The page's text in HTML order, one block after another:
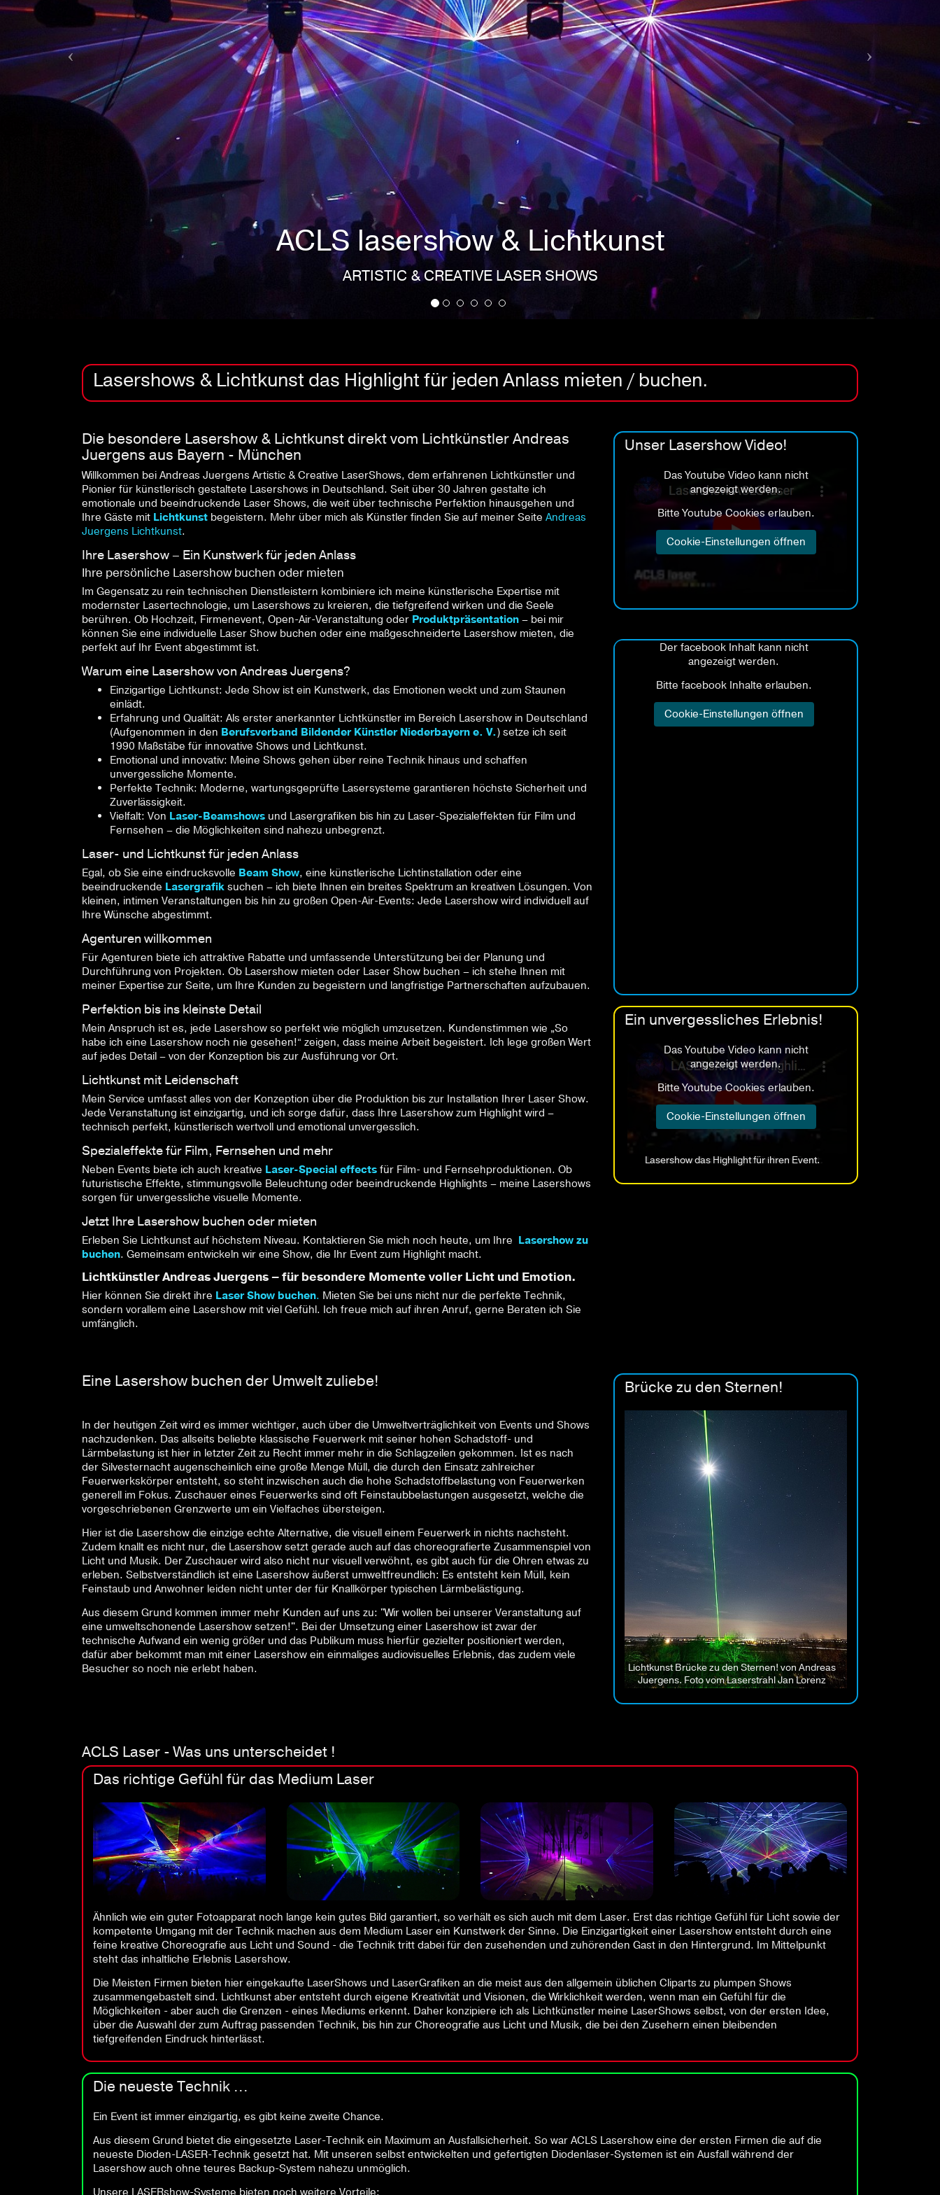
ACLS lasershows für open air Events
ARTISTIC & CREATIVE LASER SHOWS
Zehntausend Zuschauer genossen zum Jahreswechsel eine riesige Lasershow in
der Landshuter Fußgängerzone.
Lasershows & Lichtkunst das Highlight für jeden Anlass mieten / buchen.
Die besondere Lasershow & Lichtkunst direkt vom Lichtkünstler Andreas
Juergens aus Bayern - München
Willkommen bei Andreas Juergens Artistic & Creative LaserShows, dem erfahrenen Lichtkünstler und
Pionier für künstlerisch gestaltete Lasershows in Deutschland. Seit über 30 Jahren gestalte ich
emotionale und beeindruckende Laser Shows, die weit über technische Perfektion hinausgehen und
Ihre Gäste mit Lichtkunst begeistern. Mehr über mich als Künstler finden Sie auf meiner Seite Andreas
Juergens Lichtkunst.
Ihre Lasershow – Ein Kunstwerk für jeden Anlass
Ihre persönliche Lasershow buchen oder mieten
Im Gegensatz zu rein technischen Dienstleistern kombiniere ich meine künstlerische Expertise mit
modernster Lasertechnologie, um Lasershows zu kreieren, die tiefgreifend wirken und die Seele
berühren. Ob Hochzeit, Firmenevent, Open-Air-Veranstaltung oder Produktpräsentation – bei mir
können Sie eine individuelle Laser Show buchen oder eine maßgeschneiderte Lasershow mieten, die
perfekt auf Ihr Event abgestimmt ist.
Warum eine Lasershow von Andreas Juergens?
Einzigartige Lichtkunst: Jede Show ist ein Kunstwerk, das Emotionen weckt und zum Staunen
einlädt.
Erfahrung und Qualität: Als erster anerkannter Lichtkünstler im Bereich Lasershow in Deutschland
(Aufgenommen in den Berufsverband Bildender Künstler Niederbayern e. V.) setze ich seit
1990 Maßstäbe für innovative Shows und Lichtkunst.
Emotional und innovativ: Meine Shows gehen über reine Technik hinaus und schaffen
unvergessliche Momente.
Perfekte Technik: Moderne, wartungsgeprüfte Lasersysteme garantieren höchste Sicherheit und
Zuverlässigkeit.
Vielfalt: Von Laser-Beamshows und Lasergrafiken bis hin zu Laser-Spezialeffekten für Film und
Fernsehen – die Möglichkeiten sind nahezu unbegrenzt.
Laser- und Lichtkunst für jeden Anlass
Egal, ob Sie eine eindrucksvolle Beam Show, eine künstlerische Lichtinstallation oder eine
beeindruckende Lasergrafik suchen – ich biete Ihnen ein breites Spektrum an kreativen Lösungen. Von
kleinen, intimen Veranstaltungen bis hin zu großen Open-Air-Events: Jede Lasershow wird individuell auf
Ihre Wünsche abgestimmt.
Agenturen willkommen
Für Agenturen biete ich attraktive Rabatte und umfassende Unterstützung bei der Planung und
Durchführung von Projekten. Ob Lasershow mieten oder Laser Show buchen – ich stehe Ihnen mit
meiner Expertise zur Seite, um Ihre Kunden zu begeistern und langfristige Partnerschaften aufzubauen.
Perfektion bis ins kleinste Detail
Mein Anspruch ist es, jede Lasershow so perfekt wie möglich umzusetzen. Kundenstimmen wie „So
habe ich eine Lasershow noch nie gesehen!“ zeigen, dass meine Arbeit begeistert. Ich lege großen Wert
auf jedes Detail – von der Konzeption bis zur Ausführung vor Ort.
Lichtkunst mit Leidenschaft
Mein Service umfasst alles von der Konzeption über die Produktion bis zur Installation Ihrer Laser Show.
Jede Veranstaltung ist einzigartig, und ich sorge dafür, dass Ihre Lasershow zum Highlight wird –
technisch perfekt, künstlerisch wertvoll und emotional unvergesslich.
Spezialeffekte für Film, Fernsehen und mehr
Neben Events biete ich auch kreative Laser-Special effects für Film- und Fernsehproduktionen. Ob
futuristische Effekte, stimmungsvolle Beleuchtung oder beeindruckende Highlights – meine Lasershows
sorgen für unvergessliche visuelle Momente.
Jetzt Ihre Lasershow buchen oder mieten
Erleben Sie Lichtkunst auf höchstem Niveau. Kontaktieren Sie mich noch heute, um Ihre Lasershow zu
buchen. Gemeinsam entwickeln wir eine Show, die Ihr Event zum Highlight macht.
Lichtkünstler Andreas Juergens – für besondere Momente voller Licht und Emotion.
Hier können Sie direkt ihre Laser Show buchen. Mieten Sie bei uns nicht nur die perfekte Technik,
sondern vorallem eine Lasershow mit viel Gefühl. Ich freue mich auf ihren Anruf, gerne Beraten ich Sie
umfänglich.
Unser Lasershow Video!
Ein unvergessliches Erlebnis!
Lasershow das Highlight für ihren Event.
Eine Lasershow buchen der Umwelt zuliebe!
In der heutigen Zeit wird es immer wichtiger, auch über die Umweltverträglichkeit von Events und Shows
nachzudenken. Das allseits beliebte klassische Feuerwerk mit seiner hohen Schadstoff- und
Lärmbelastung ist hier in letzter Zeit zu Recht immer mehr in die Schlagzeilen gekommen. Ist es nach
der Silvesternacht augenscheinlich eine große Menge Müll, die durch den Einsatz zahlreicher
Feuerwerkskörper entsteht, so steht inzwischen auch die hohe Schadstoffbelastung von Feuerwerken
generell im Fokus. Zuschauer eines Feuerwerks sind oft Feinstaubbelastungen ausgesetzt, welche die
vorgeschriebenen Grenzwerte um ein Vielfaches übersteigen.
Hier ist die Lasershow die einzige echte Alternative, die visuell einem Feuerwerk in nichts nachsteht.
Zudem knallt es nicht nur, die Lasershow setzt gerade auch auf das choreografierte Zusammenspiel von
Licht und Musik. Der Zuschauer wird also nicht nur visuell verwöhnt, es gibt auch für die Ohren etwas zu
erleben. Selbstverständlich ist eine Lasershow äußerst umweltfreundlich: Es entsteht kein Müll, kein
Feinstaub und Anwohner leiden nicht unter der für Knallkörper typischen Lärmbelästigung.
Aus diesem Grund kommen immer mehr Kunden auf uns zu: "Wir wollen bei unserer Veranstaltung auf
eine umweltschonende Lasershow setzen!". Bei der Umsetzung einer Lasershow ist zwar der
technische Aufwand ein wenig größer und das Publikum muss hierfür gezielter positioniert werden,
dafür aber bekommt man mit einer Lasershow ein einmaliges audiovisuelles Erlebnis, das zudem viele
Besucher so noch nie erlebt haben.
Brücke zu den Sternen!
Lichtkunst Brücke zu den Sternen! von Andreas
Juergens. Foto vom Laserstrahl Jan Lorenz
ACLS Laser - Was uns unterscheidet !
Das richtige Gefühl für das Medium Laser
Ähnlich wie ein guter Fotoapparat noch lange kein gutes Bild garantiert, so verhält es sich auch mit dem Laser. Erst das richtige Gefühl für Licht sowie der
kompetente Umgang mit der Technik machen aus dem Medium Laser ein Kunstwerk der Sinne. Die Einzigartigkeit einer Lasershow entsteht durch eine
feine kreative Choreografie aus Licht und Sound - die Technik tritt dabei für den zusehenden und zuhörenden Gast in den Hintergrund. Im Mittelpunkt
steht das inhaltliche Erlebnis Lasershow.
Die Meisten Firmen bieten hier eingekaufte LaserShows und LaserGrafiken an die meist aus den allgemein üblichen Cliparts zu plumpen Shows
zusammengebastelt sind. Lichtkunst aber entsteht durch eigene Kreativität und Visionen, die Wirklichkeit werden, wenn man ein Gefühl für die
Möglichkeiten - aber auch die Grenzen - eines Mediums erkennt. Daher konzipiere ich als Lichtkünstler meine LaserShows selbst, von der ersten Idee,
über die Auswahl der zum Auftrag passenden Technik, bis hin zur Choreografie aus Licht und Musik, die bei den Zusehern einen bleibenden
tiefgreifenden Eindruck hinterlässt.
Die neueste Technik ...
Ein Event ist immer einzigartig, es gibt keine zweite Chance.
Aus diesem Grund bietet die eingesetzte Laser-Technik ein Maximum an Ausfallsicherheit. So war ACLS Lasershow eine der ersten Firmen die auf die
neueste Dioden-LASER-Technik gesetzt hat. Mit unseren selbst entwickelten und gefertigten Diodenlaser-Systemen ist ein Ausfall während der
Lasershow auch ohne teures Backup-System nahezu unmöglich.